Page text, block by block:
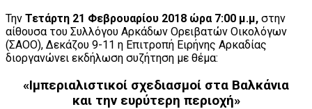
Την Τετάρτη 21 Φεβρουαρίου 2018 ώρα 7:00 μ.μ, στην
αίθουσα του Συλλόγου Αρκάδων Ορειβατών Οικολόγων
(ΣΑΟΟ), Δεκάζου 9-11 η Επιτροπή Ειρήνης Αρκαδίας
διοργανώνει εκδήλωση συζήτηση με θέμα:
«Ιμπεριαλιστικοί σχεδιασμοί στα Βαλκάνια
και την ευρύτερη περιοχή»